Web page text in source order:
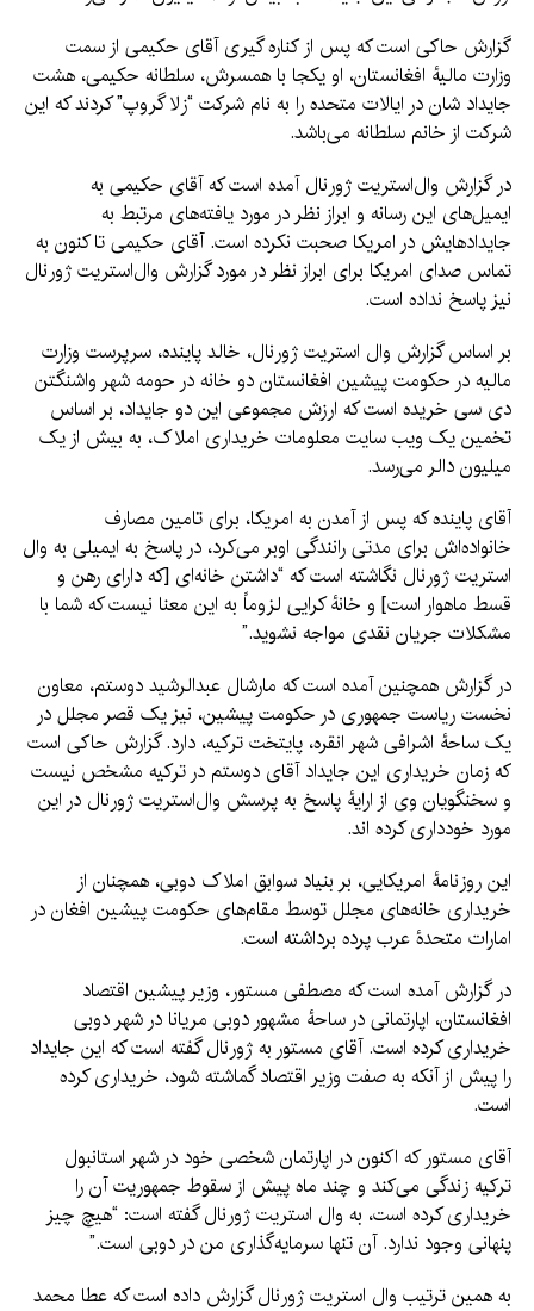
گزارش حاکی است که پس از کناره گیری آقای حکیمی از سمت
وزارت مالیۀ افغانستان، او یکجا با همسرش، سلطانه حکیمی، هشت
جایداد شان در ایالات متحده را به نام شرکت “زلا گروپ” کردند که این
شرکت از خانم سلطانه می‌باشد.
در گزارش وال‌استریت ژورنال آمده است که آقای حکیمی به
ایمیل‌های این رسانه و ابراز نظر در مورد یافته‌های مرتبط به
جایداد‌هایش در امریکا صحبت نکرده است. آقای حکیمی تا کنون به
تماس صدای امریکا برای ابراز نظر در مورد گزارش وال‌استریت ژورنال
نیز پاسخ نداده است.
بر اساس گزارش وال استریت ژورنال، خالد پاینده، سرپرست وزارت
مالیه در حکومت پیشین افغانستان دو خانه در حومه شهر واشنگتن
دی سی خریده است که ارزش مجموعی این دو جایداد، بر اساس
تخمین یک ویب سایت معلومات خریداری املاک، به بیش از یک
میلیون دالر می‌رسد.
آقای پاینده که پس از آمدن به امریکا، برای تامین مصارف
خانواده‌اش برای مدتی رانندگی اوبر می‌کرد، در پاسخ به ایمیلی به وال
استریت ژورنال نگاشته است که “داشتن خانه‌ای [که دارای رهن و
قسط ماهوار است] و خانۀ کرایی لزوماً به این معنا نیست که شما با
مشکلات جریان نقدی مواجه نشوید.”
در گزارش همچنین آمده است که مارشال عبدالرشید دوستم، معاون
نخست ریاست جمهوری در حکومت پیشین، نیز یک قصر مجلل در
یک ساحۀ اشرافی شهر انقره، پایتخت ترکیه، دارد. گزارش حاکی است
که زمان خریداری این جایداد آقای دوستم در ترکیه مشخص نیست
و سخنگویان وی از ارایۀ پاسخ به پرسش وال‌استریت ژورنال در این
مورد خودداری کرده اند.
این روزنامۀ امریکایی، بر بنیاد سوابق املاک دوبی، همچنان از
خریداری خانه‌های مجلل توسط مقام‌های حکومت پیشین افغان در
امارات متحدۀ عرب پرده برداشته است.
در گزارش آمده است که مصطفی مستور، وزیر پیشین اقتصاد
افغانستان، اپارتمانی در ساحۀ مشهور دوبی مریانا در شهر دوبی
خریداری کرده است. آقای مستور به ژورنال گفته است که این جایداد
را پیش از آنکه به صفت وزیر اقتصاد گماشته شود، خریداری کرده
است.
آقای مستور که اکنون در اپارتمان شخصی خود در شهر استانبول
ترکیه زندگی می‌کند و چند ماه پیش از سقوط جمهوریت آن را
خریداری کرده است، به وال استریت ژورنال گفته است: “هیچ چیز
پنهانی وجود ندارد. آن تنها سرمایه‌گذاری من در دوبی است.”
به همین ترتیب وال استریت ژورنال گزارش داده است که عطا محمد